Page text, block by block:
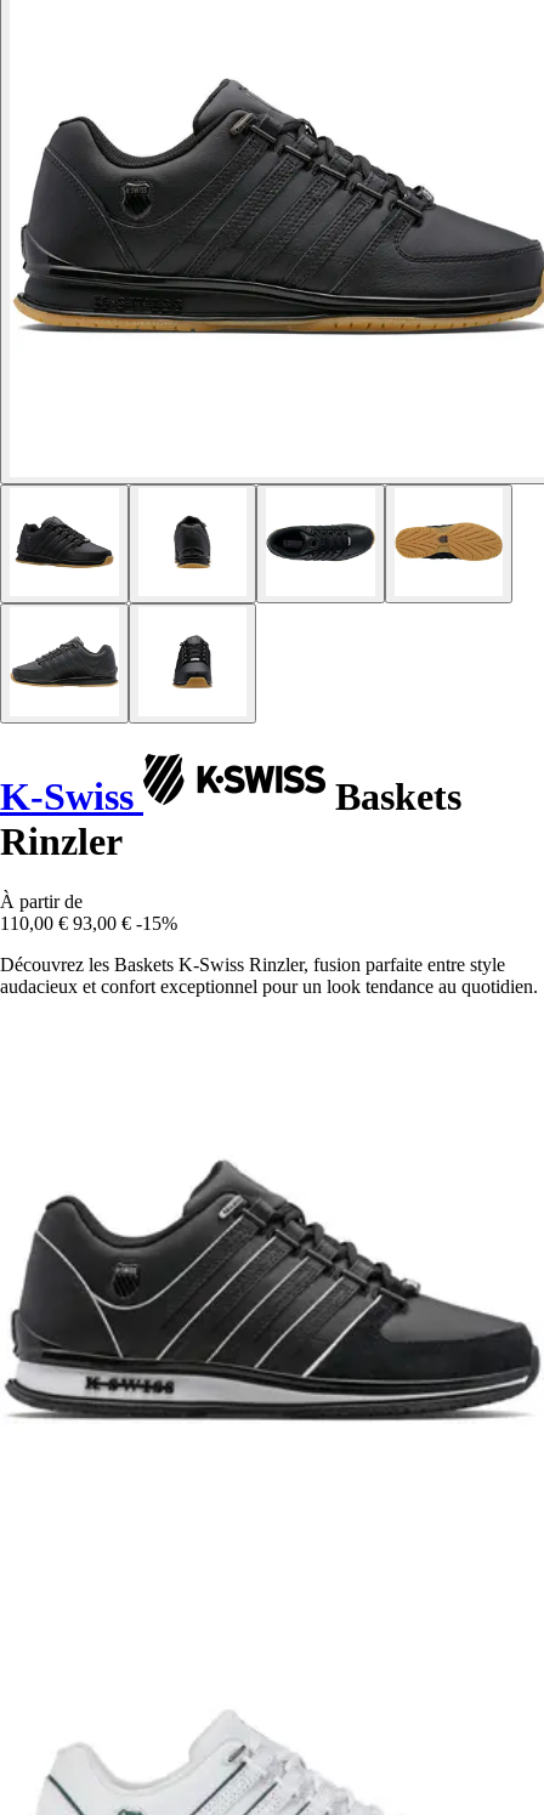
K-Swiss
Baskets
Rinzler
À partir de
110,00 € 93,00 € -15%
Découvrez les Baskets K-Swiss Rinzler, fusion parfaite entre style
audacieux et confort exceptionnel pour un look tendance au quotidien.